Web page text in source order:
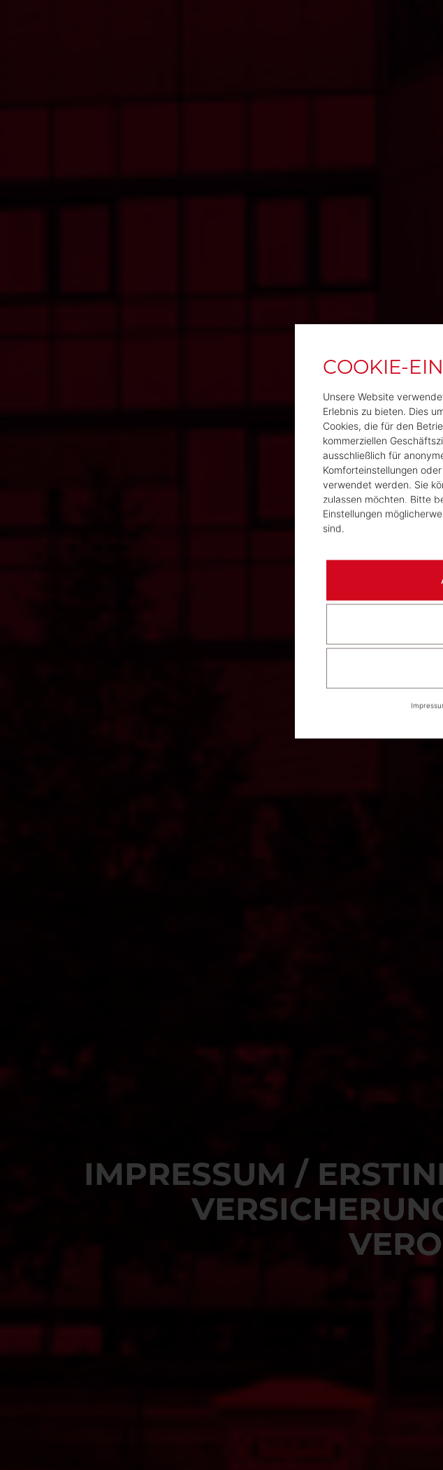
IMPRESSUM /
Unsere Website
Erlebnis zu bieten. Dies
Cookies, die für den
kommerziellen
ausschließlich für
Komforteinstellungen
verwendet werden. Sie
zulassen möchten. Bitte
Einstellungen
sind.